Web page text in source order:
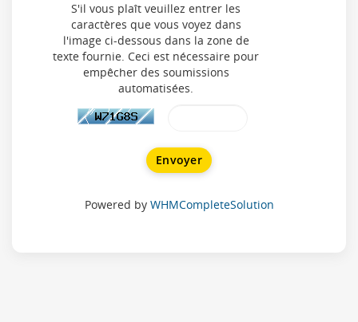
S'il vous plaît veuillez entrer les
caractères que vous voyez dans
l'image ci-dessous dans la zone de
texte fournie. Ceci est nécessaire pour
empêcher des soumissions
automatisées.
Envoyer
Powered by WHMCompleteSolution